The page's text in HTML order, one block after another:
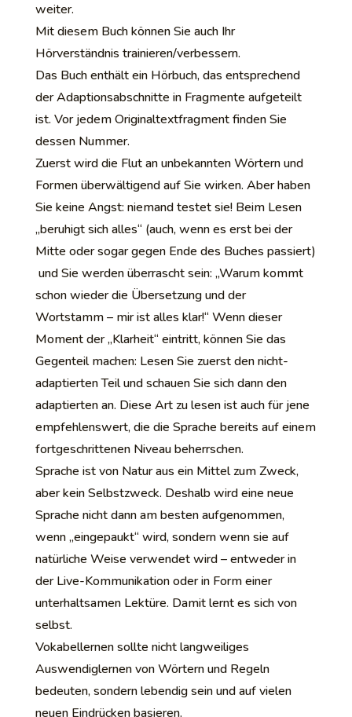
weiter.
Mit diesem Buch können Sie auch Ihr
Hörverständnis trainieren/verbessern.
Das Buch enthält ein Hörbuch, das entsprechend
der Adaptionsabschnitte in Fragmente aufgeteilt
ist. Vor jedem Originaltextfragment finden Sie
dessen Nummer.
Zuerst wird die Flut an unbekannten Wörtern und
Formen überwältigend auf Sie wirken. Aber haben
Sie keine Angst: niemand testet sie! Beim Lesen
„beruhigt sich alles“ (auch, wenn es erst bei der
Mitte oder sogar gegen Ende des Buches passiert)
und Sie werden überrascht sein: „Warum kommt
schon wieder die Übersetzung und der
Wortstamm – mir ist alles klar!“ Wenn dieser
Moment der „Klarheit“ eintritt, können Sie das
Gegenteil machen: Lesen Sie zuerst den nicht-
adaptierten Teil und schauen Sie sich dann den
adaptierten an. Diese Art zu lesen ist auch für jene
empfehlenswert, die die Sprache bereits auf einem
fortgeschrittenen Niveau beherrschen.
Sprache ist von Natur aus ein Mittel zum Zweck,
aber kein Selbstzweck. Deshalb wird eine neue
Sprache nicht dann am besten aufgenommen,
wenn „eingepaukt“ wird, sondern wenn sie auf
natürliche Weise verwendet wird – entweder in
der Live-Kommunikation oder in Form einer
unterhaltsamen Lektüre. Damit lernt es sich von
selbst.
Vokabellernen sollte nicht langweiliges
Auswendiglernen von Wörtern und Regeln
bedeuten, sondern lebendig sein und auf vielen
neuen Eindrücken basieren.